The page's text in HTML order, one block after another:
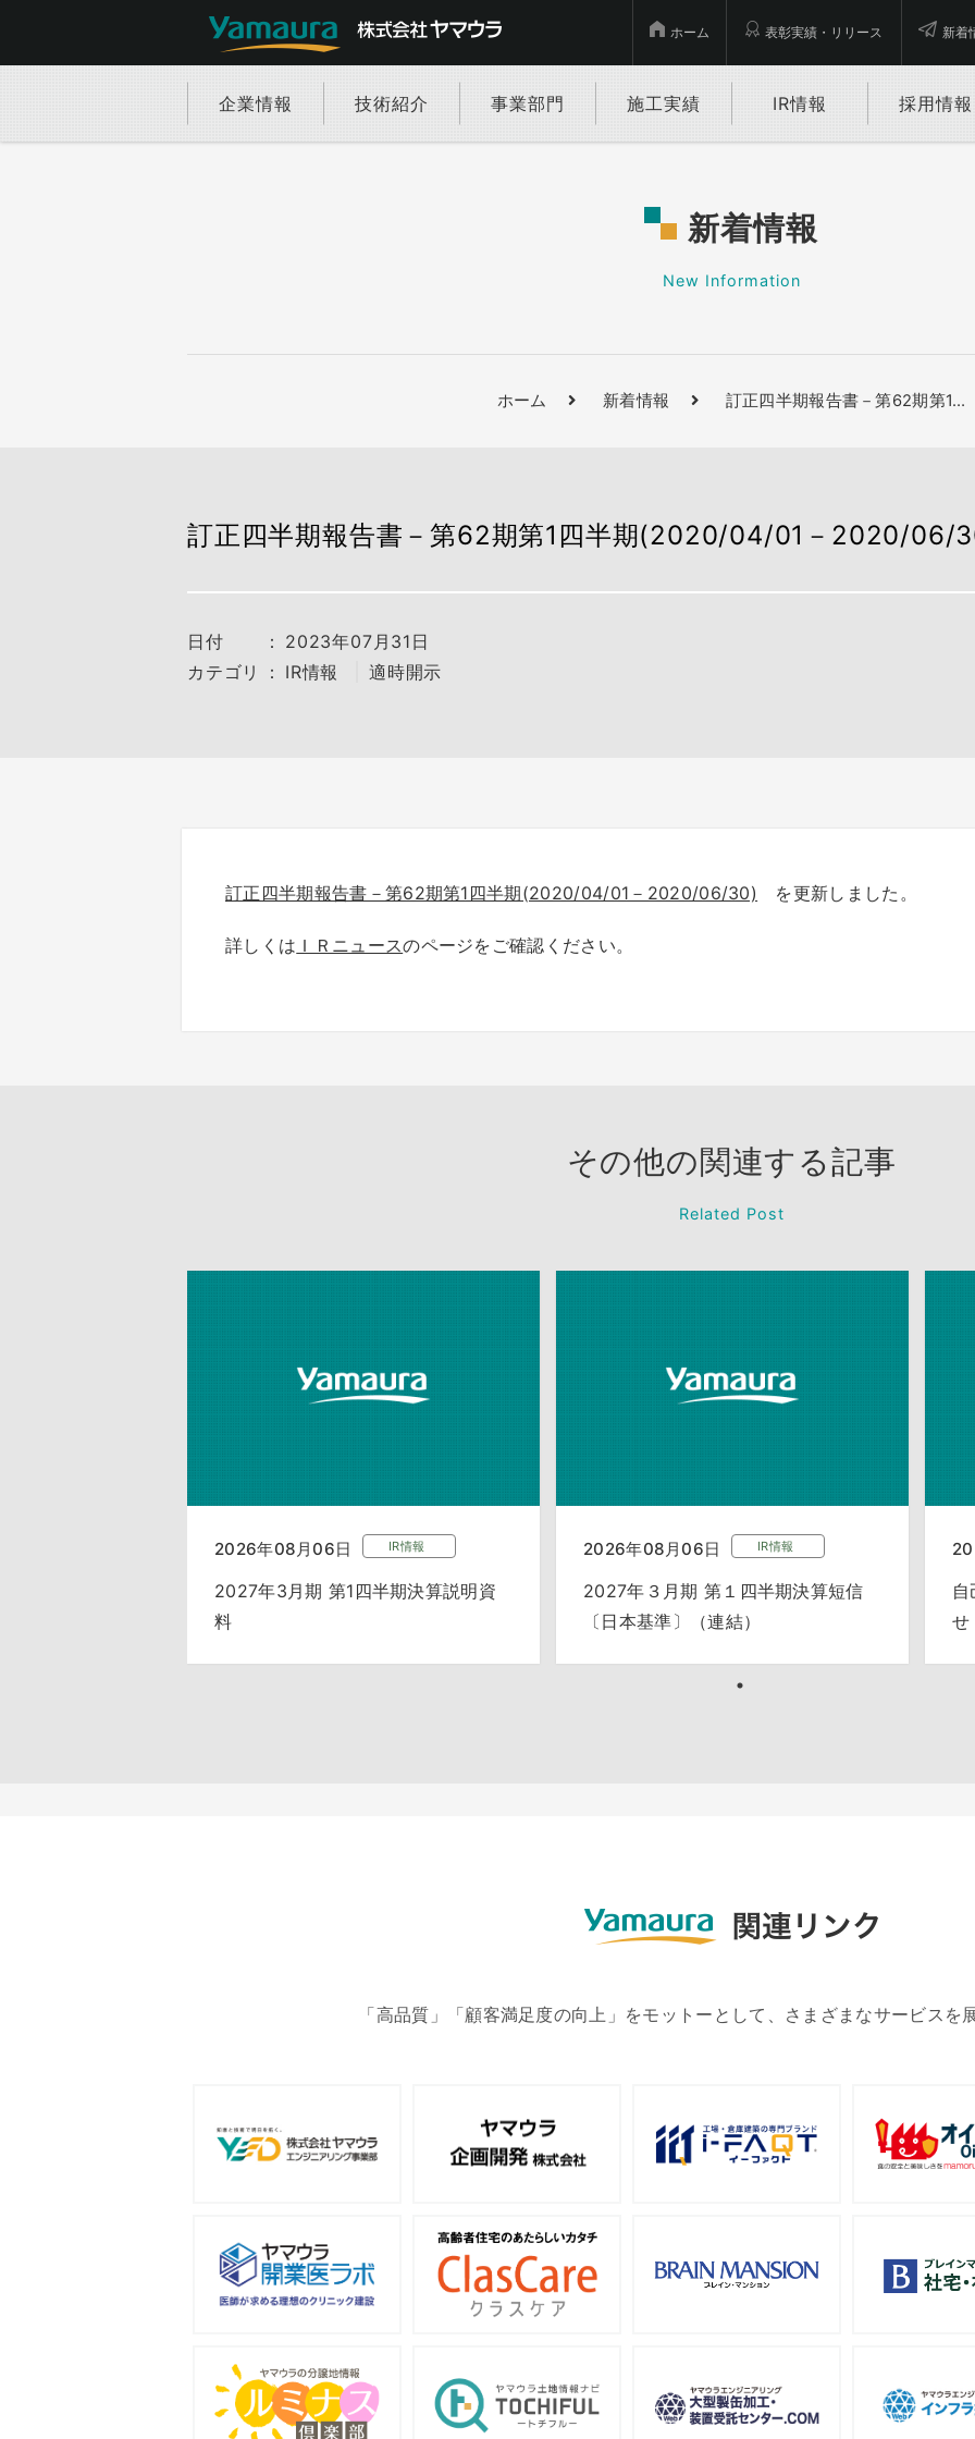
ホーム 表彰実績・リリース 新着
企業情報 技術紹介 事業部門 施工実績 IR情報 採用情報
新着情報
New Information
ホーム 新着情報 訂正四半期報告書－第62期第1…
訂正四半期報告書－第62期第1四半期(2020/04/01－2020/06/
日付 ： 2023年07月31日
カテゴリ
： IR情報 適時開示
訂正四半期報告書－第62期第1四半期(2020/04/01－2020/06/30) を更新しました。
詳しくは ＩＲニュースのページをご確認ください。
その他の関連する記事
Related Post
2026年08月06日 IR情報
2027年3月期 第1四半期決算説明資
料
2026年08月06日 IR情報
2027年３月期 第１四半期決算短信
〔日本基準〕（連結）
せ
「高品質」「顧客満足度の向上」をモットーとして、さまざまなサービスを